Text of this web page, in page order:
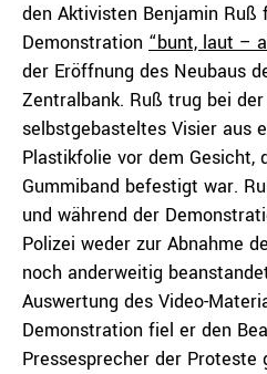
den Aktivisten Benjamin
Demonstration “bunt, laut –
der Eröffnung des Neubaus
Zentralbank. Ruß trug bei
selbstgebasteltes Visier aus
Plastikfolie vor dem Gesicht,
Gummiband befestigt war.
und während der
Polizei weder zur Abnahme
noch anderweitig
Auswertung des Video-
Demonstration fiel er den
Pressesprecher der Proteste